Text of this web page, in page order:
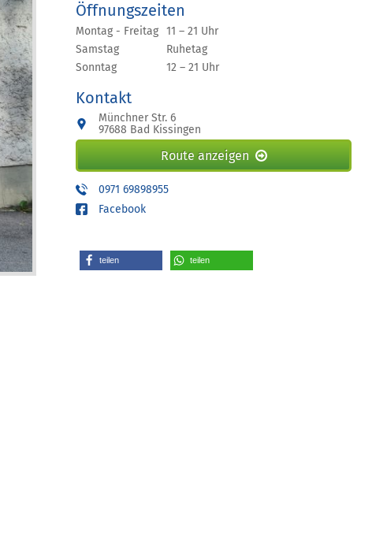
Öffnungszeiten
Montag - Freitag 11 – 21 Uhr
Samstag
Ruhetag
Sonntag
12 – 21 Uhr
Kontakt
Münchner Str. 6
97688 Bad Kissingen
Route anzeigen
0971 69898955
Facebook
teilen teilen